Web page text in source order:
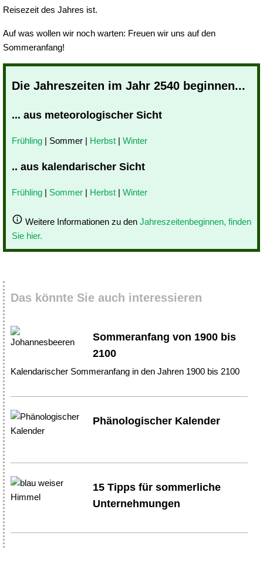
Reisezeit des Jahres ist.
Auf was wollen wir noch warten: Freuen wir uns auf den
Sommeranfang!
Die Jahreszeiten im Jahr 2540 beginnen...
... aus meteorologischer Sicht
Frühling | Sommer | Herbst | Winter
.. aus kalendarischer Sicht
Frühling | Sommer | Herbst | Winter
Weitere Informationen zu den Jahreszeitenbeginnen, finden
Sie hier.
Das könnte Sie auch interessieren
Sommeranfang von 1900 bis
2100
Kalendarischer Sommeranfang in den Jahren 1900 bis 2100
Phänologischer Kalender
15 Tipps für sommerliche
Unternehmungen